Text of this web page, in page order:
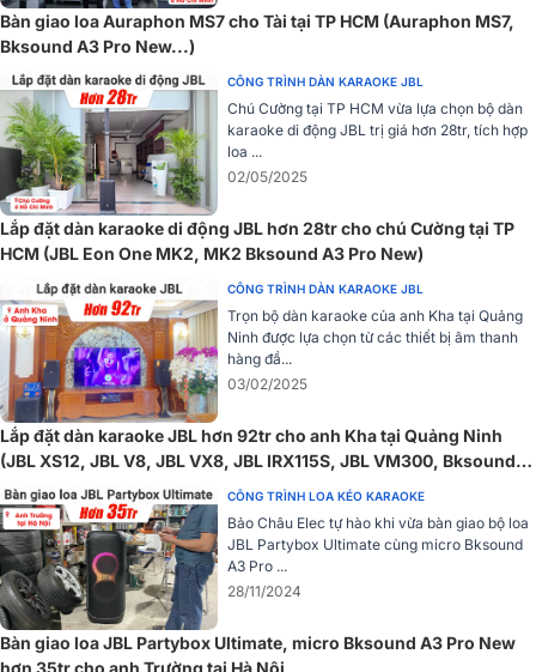
Với kiểu dáng gọn gàng đẹp mắt cùng nhiều tính năng tiện dụng,
mang tính di động cao. Micro không dây Bksound A3 Pro New là
một lựa chọn lý tưởng cho dàn karaoke gia đình, kinh doanh hay
những chuyến du lịch, nghỉ dưỡng, ca hát ngoài trời... mọi lúc mọi
nơi.
Xem thêm hình ảnh sản phẩm:
Bàn giao loa Auraphon MS7 cho Tài tại TP HCM (Auraphon MS7,
Bksound A3 Pro New...)
CÔNG TRÌNH DÀN KARAOKE JBL
Chú Cường tại TP HCM vừa lựa chọn bộ dàn
karaoke di động JBL trị giá hơn 28tr, tích hợp
loa ...
02/05/2025
Lắp đặt dàn karaoke di động JBL hơn 28tr cho chú Cường tại TP
HCM (JBL Eon One MK2, MK2 Bksound A3 Pro New)
CÔNG TRÌNH DÀN KARAOKE JBL
Trọn bộ dàn karaoke của anh Kha tại Quảng
Ninh được lựa chọn từ các thiết bị âm thanh
hàng đầ...
03/02/2025
Lắp đặt dàn karaoke JBL hơn 92tr cho anh Kha tại Quảng Ninh
(JBL XS12, JBL V8, JBL VX8, JBL IRX115S, JBL VM300, Bksound
A3 Pro New)
CÔNG TRÌNH LOA KÉO KARAOKE
Bảo Châu Elec tự hào khi vừa bàn giao bộ loa
JBL Partybox Ultimate cùng micro Bksound
A3 Pro ...
28/11/2024
Bàn giao loa JBL Partybox Ultimate, micro Bksound A3 Pro New